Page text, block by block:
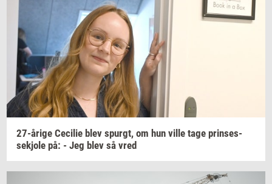
27-​årige Ce­ci­lie blev spurgt, om hun ville tage prin­ses­
sekjo­le på: - Jeg blev så vred